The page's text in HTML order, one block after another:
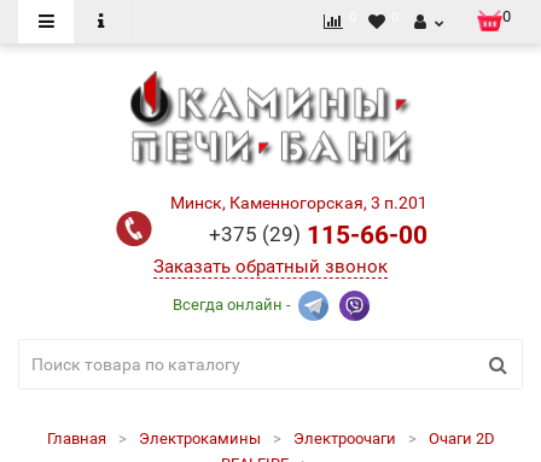
0
Минск, Каменногорская, 3 п.201
+375 (29) 115-66-00
Заказать обратный звонок
Всегда онлайн -
Главная Электрокамины Электроочаги
Очаги 2D